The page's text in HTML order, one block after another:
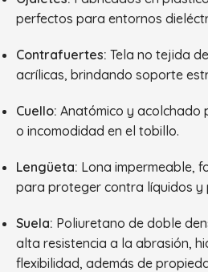
perfectos para entornos
Contrafuertes: Tela no tejida
acrílicas, brindando soporte
Cuello: Anatómico y acolchado
o incomodidad en el tobillo.
Lengüeta: Lona impermeable,
para proteger contra líquidos y
Suela: Poliuretano de doble
alta resistencia a la abrasión,
flexibilidad, además de